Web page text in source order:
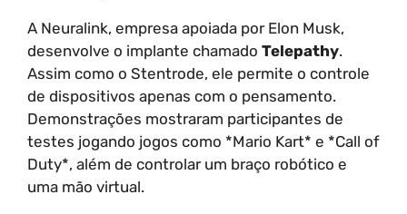
A Neuralink, empresa apoiada por Elon Musk,
desenvolve o implante chamado Telepathy.
Assim como o Stentrode, ele permite o controle
de dispositivos apenas com o pensamento.
Demonstrações mostraram participantes de
testes jogando jogos como *Mario Kart* e *Call of
Duty*, além de controlar um braço robótico e
uma mão virtual.